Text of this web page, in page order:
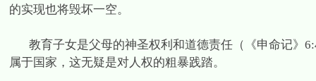
的实现也将毁坏一空。
教育子女是父母的神圣权利和道德责任（《申命记》
属于国家，这无疑是对人权的粗暴践踏。